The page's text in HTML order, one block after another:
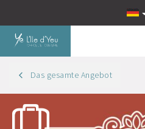
Das gesamte Angebot